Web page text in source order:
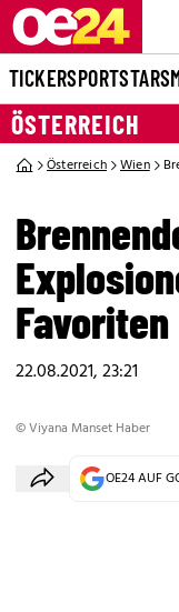
TICKERSPORTSTARS
ÖSTERREICH
Österreich Wien
Favoriten
22.08.2021, 23:21
© Viyana Manset Haber
OE24 AUF